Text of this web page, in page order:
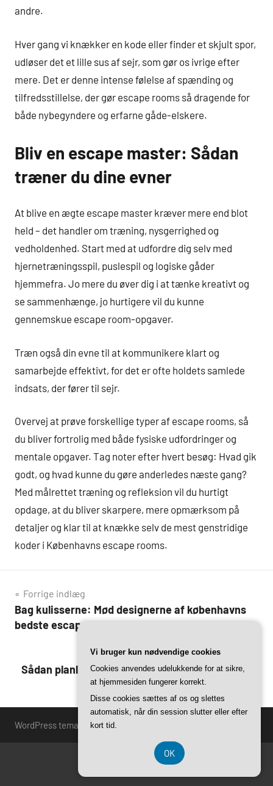
andre.
Hver gang vi knækker en kode eller finder et skjult spor,
udløser det et lille sus af sejr, som gør os ivrige efter
mere. Det er denne intense følelse af spænding og
tilfredsstillelse, der gør escape rooms så dragende for
både nybegyndere og erfarne gåde-elskere.
Bliv en escape master: Sådan
træner du dine evner
At blive en ægte escape master kræver mere end blot
held – det handler om træning, nysgerrighed og
vedholdenhed. Start med at udfordre dig selv med
hjernetræningsspil, puslespil og logiske gåder
hjemmefra. Jo mere du øver dig i at tænke kreativt og
se sammenhænge, jo hurtigere vil du kunne
gennemskue escape room-opgaver.
Træn også din evne til at kommunikere klart og
samarbejde effektivt, for det er ofte holdets samlede
indsats, der fører til sejr.
Overvej at prøve forskellige typer af escape rooms, så
du bliver fortrolig med både fysiske udfordringer og
mentale opgaver. Tag noter efter hvert besøg: Hvad gik
godt, og hvad kunne du gøre anderledes næste gang?
Med målrettet træning og refleksion vil du hurtigt
opdage, at du bliver skarpere, mere opmærksom på
detaljer og klar til at knække selv de mest genstridige
koder i Københavns escape rooms.
Indlægsnavigation
Forrige indlæg
Bag kulisserne: Mød designerne af københavns
bedste escape rooms
Næste indlæg
Sådan planlægger du den perfekte escape game
aften i københavn
WordPress tema: Harrison by ThemeZee.
CVR 37407739
Vi bruger kun nødvendige cookies
Cookies anvendes udelukkende for at sikre,
at hjemmesiden fungerer korrekt.
Disse cookies sættes af os og slettes
automatisk, når din session slutter eller efter
kort tid.
OK